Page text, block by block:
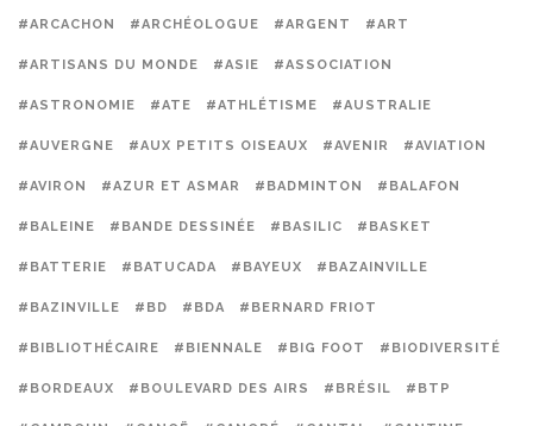
#ARCACHON #ARCHÉOLOGUE #ARGENT #ART
#ARTISANS DU MONDE #ASIE #ASSOCIATION
#ASTRONOMIE #ATE #ATHLÉTISME #AUSTRALIE
#AUVERGNE #AUX PETITS OISEAUX #AVENIR #AVIATION
#AVIRON #AZUR ET ASMAR #BADMINTON #BALAFON
#BALEINE #BANDE DESSINÉE #BASILIC #BASKET
#BATTERIE #BATUCADA #BAYEUX #BAZAINVILLE
#BAZINVILLE #BD #BDA #BERNARD FRIOT
#BIBLIOTHÉCAIRE #BIENNALE #BIG FOOT #BIODIVERSITÉ
#BORDEAUX #BOULEVARD DES AIRS #BRÉSIL #BTP